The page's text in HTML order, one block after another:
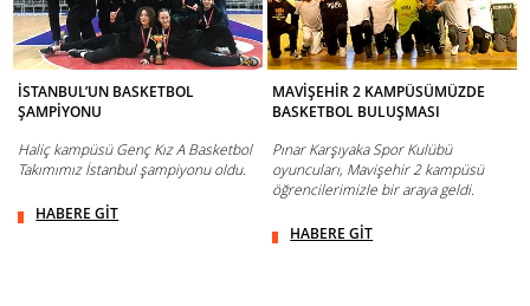
İSTANBUL’UN BASKETBOL
ŞAMPİYONU
Haliç kampüsü Genç Kız A Basketbol
Takımımız İstanbul şampiyonu oldu.
HABERE GİT
MAVİŞEHİR 2 KAMPÜSÜMÜZDE
BASKETBOL BULUŞMASI
Pınar Karşıyaka Spor Kulübü
oyuncuları, Mavişehir 2 kampüsü
öğrencilerimizle bir araya geldi.
HABERE GİT